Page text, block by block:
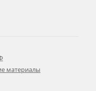
материалы